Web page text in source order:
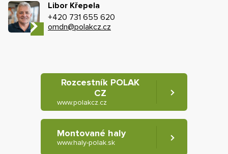
Libor Křepela
+420 731 655 620
omdn@polakcz.cz
Rozcestník POLAK
CZ
www.polakcz.cz
Montované haly
www.haly-polak.sk